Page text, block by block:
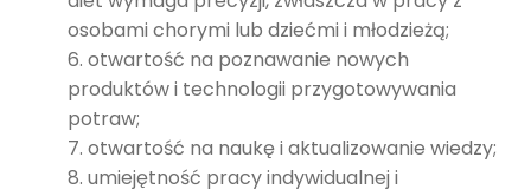
osobami chorymi lub dziećmi i młodzieżą;
otwartość na poznawanie nowych
produktów i technologii przygotowywania
potraw;
otwartość na naukę i aktualizowanie wiedzy;
umiejętność pracy indywidualnej i